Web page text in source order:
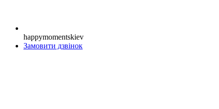
happymomentskiev
Замовити дзвінок